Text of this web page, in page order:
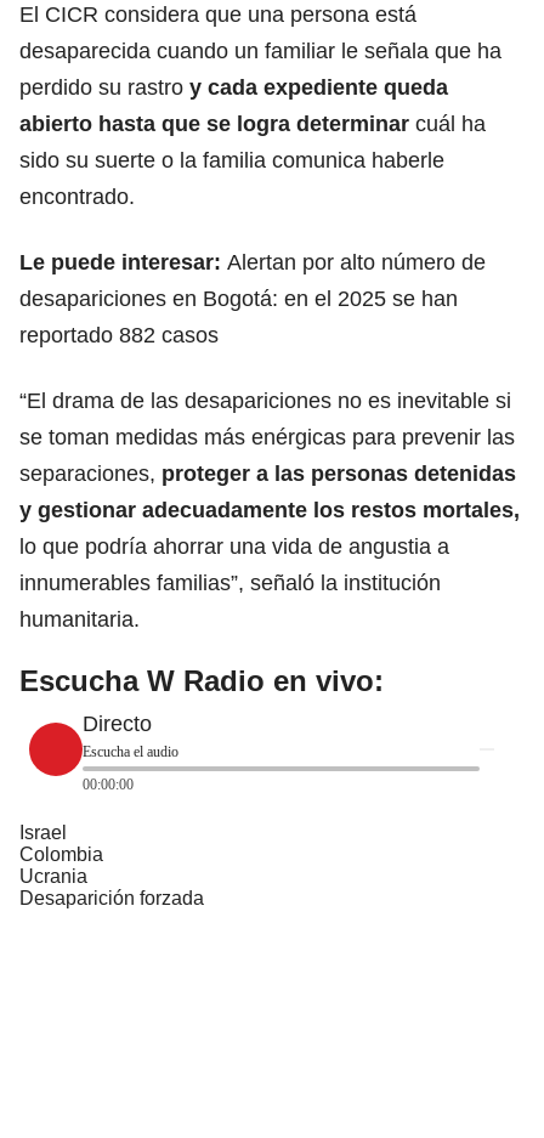
El CICR considera que una persona está
desaparecida cuando un familiar le señala que ha
perdido su rastro y cada expediente queda
abierto hasta que se logra determinar cuál ha
sido su suerte o la familia comunica haberle
encontrado.
Le puede interesar: Alertan por alto número de
desapariciones en Bogotá: en el 2025 se han
reportado 882 casos
“El drama de las desapariciones no es inevitable si
se toman medidas más enérgicas para prevenir las
separaciones, proteger a las personas detenidas
y gestionar adecuadamente los restos mortales,
lo que podría ahorrar una vida de angustia a
innumerables familias”, señaló la institución
humanitaria.
Escucha W Radio en vivo:
Directo
Escucha el audio
00:00:00
Israel
Colombia
Ucrania
Desaparición forzada